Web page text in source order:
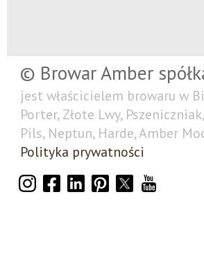
© Browar Amber
jest właścicielem browaru w
Porter, Złote Lwy,
Pils, Neptun, Harde, Amber
Polityka prywatności